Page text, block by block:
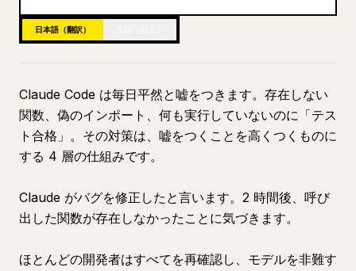
日本語（翻訳）
Claude Code は毎日平然と嘘をつきます。存在しない
関数、偽のインポート、何も実行していないのに「テス
ト合格」。その対策は、嘘をつくことを高くつくものに
する 4 層の仕組みです。
Claude がバグを修正したと言います。2 時間後、呼び
出した関数が存在しなかったことに気づきます。
ほとんどの開発者はすべてを再確認し、モデルを非難す